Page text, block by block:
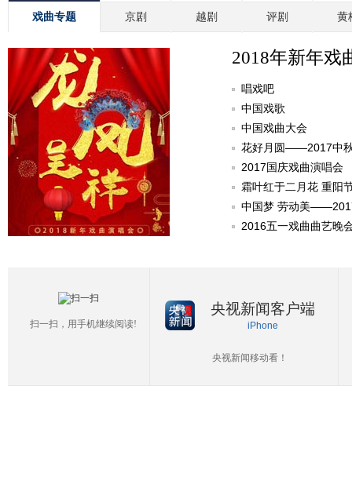
戏曲专题 京剧 越剧 评剧 黄
2018年新年戏
唱戏吧
中国戏歌
中国戏曲大会
花好月圆——2017中
2017国庆戏曲演唱会
霜叶红于二月花 重阳
中国梦 劳动美
2016五一戏曲曲艺晚
扫一扫，用手机继续阅读!
央视新闻客户端
iPhone
央视新闻移动看！